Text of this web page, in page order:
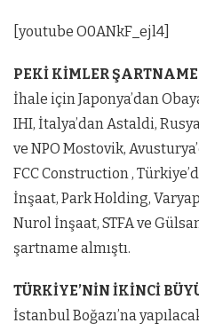
[youtube O0ANkF_ejl4]
PEKİ KİMLER
İhale için Japonya’dan
IHI, İtalya’dan Astaldi,
ve NPO Mostovik,
FCC Construction ,
İnşaat, Park Holding,
Nurol İnşaat, STFA ve
şartname almıştı.
TÜRKİYE’NİN İKİNCİ
İstanbul Boğazı’na